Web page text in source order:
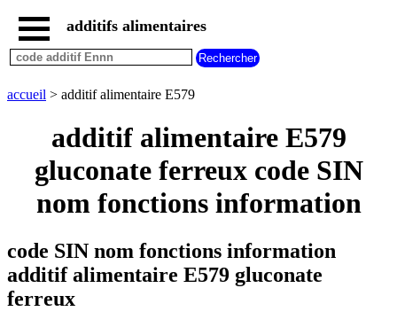
accueil
tous
additifs
additifs
fonction
additifs alimentaires
accueil > additif alimentaire E579
additif alimentaire E579
gluconate ferreux code SIN
nom fonctions information
code SIN nom fonctions information
additif alimentaire E579 gluconate
ferreux